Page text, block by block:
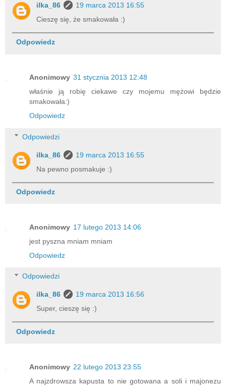
ilka_86
19 marca 2013 16:55
Cieszę się, że smakowała :)
Odpowiedz
Anonimowy 31 stycznia 2013 12:48
właśnie ją robię ciekawe czy mojemu mężowi będzie
smakowała:)
Odpowiedz
Odpowiedzi
ilka_86
19 marca 2013 16:55
Na pewno posmakuje :)
Odpowiedz
Anonimowy 17 lutego 2013 14:06
jest pyszna mniam mniam
Odpowiedz
Odpowiedzi
ilka_86
19 marca 2013 16:56
Super, cieszę się :)
Odpowiedz
Anonimowy 22 lutego 2013 23:55
A najzdrowsza kapusta to nie gotowana a soli i majonezu